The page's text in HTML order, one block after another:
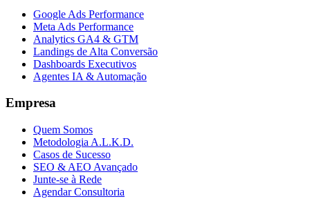
Google Ads Performance
Meta Ads Performance
Analytics GA4 & GTM
Landings de Alta Conversão
Dashboards Executivos
Agentes IA & Automação
Empresa
Quem Somos
Metodologia A.L.K.D.
Casos de Sucesso
SEO & AEO Avançado
Junte-se à Rede
Agendar Consultoria